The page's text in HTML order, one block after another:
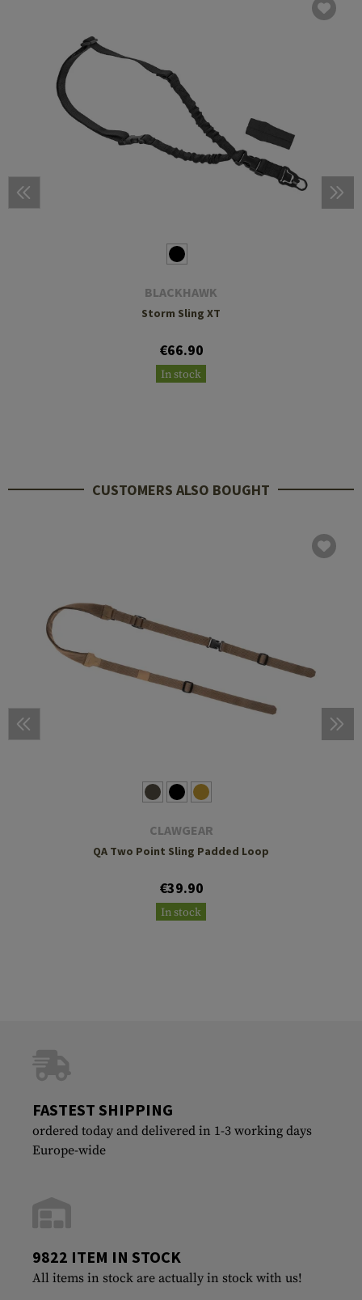
BLACKHAWK
Storm Sling XT
€66.90
In stock
CUSTOMERS ALSO BOUGHT
CLAWGEAR
QA Two Point Sling Padded Loop
€39.90
In stock
FASTEST SHIPPING
ordered today and delivered in 1-3 working days
Europe-wide
9822 ITEM IN STOCK
All items in stock are actually in stock with us!